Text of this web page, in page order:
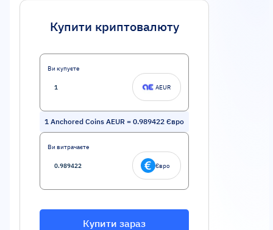
Купити криптовалюту
Ви купуєте
AEUR
1 Anchored Coins AEUR = 0.989422 Євро
Ви витрачаєте
Євро
Купити зараз